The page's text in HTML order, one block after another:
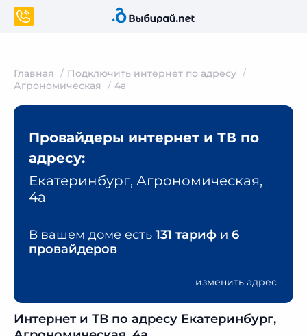
Главная
Подключить интернет по адресу
Агрономическая
4а
изменить адрес
Провайдеры интернет и ТВ по
адресу:
Екатеринбург, Агрономическая,
4а
В вашем доме есть 131 тариф и 6
провайдеров
Интернет и ТВ по адресу Екатеринбург,